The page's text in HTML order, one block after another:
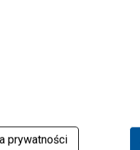
prywatności